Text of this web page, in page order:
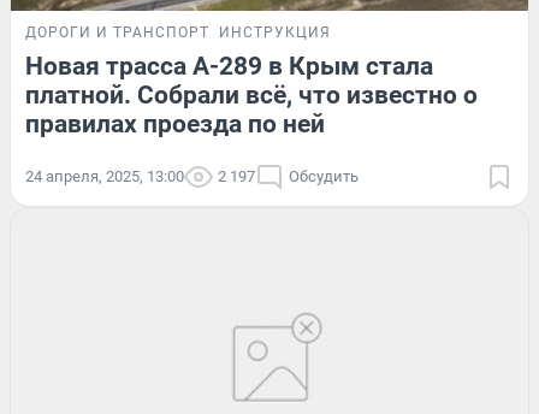
ДОРОГИ И ТРАНСПОРТ ИНСТРУКЦИЯ
Новая трасса А-289 в Крым стала
платной. Собрали всё, что известно о
правилах проезда по ней
24 апреля, 2025, 13:00 2 197 Обсудить